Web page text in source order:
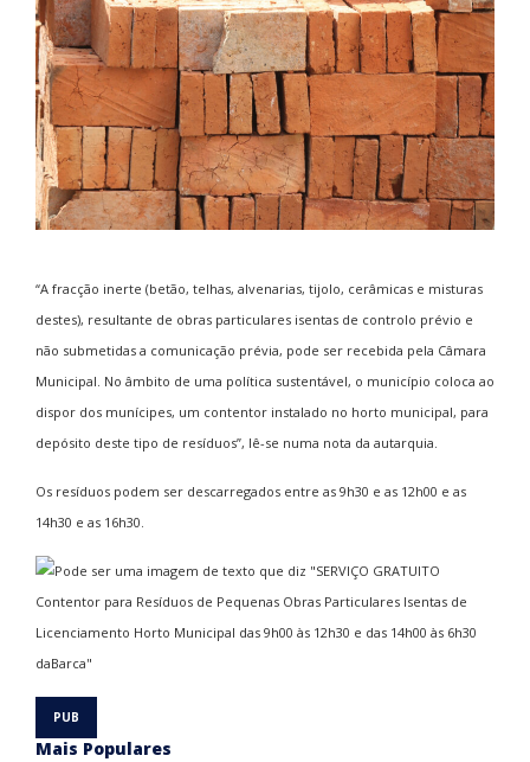
“A fracção inerte (betão, telhas, alvenarias, tijolo, cerâmicas e misturas
destes), resultante de obras particulares isentas de controlo prévio e
não submetidas a comunicação prévia, pode ser recebida pela Câmara
Municipal. No âmbito de uma política sustentável, o município coloca ao
dispor dos munícipes, um contentor instalado no horto municipal, para
depósito deste tipo de resíduos”, lê-se numa nota da autarquia.
Os resíduos podem ser descarregados entre as 9h30 e as 12h00 e as
14h30 e as 16h30.
Mais Populares